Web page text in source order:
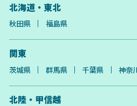
北海道・東北
秋田県 福島県
関東
茨城県 群馬県 千葉県 神奈
北陸・甲信越